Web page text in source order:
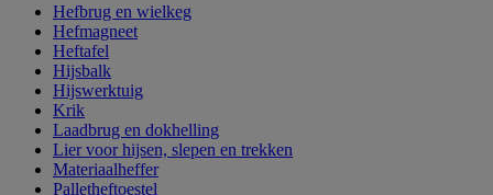
Hefbrug en wielkeg
Hefmagneet
Heftafel
Hijsbalk
Hijswerktuig
Krik
Laadbrug en dokhelling
Lier voor hijsen, slepen en trekken
Materiaalheffer
Palletheftoestel